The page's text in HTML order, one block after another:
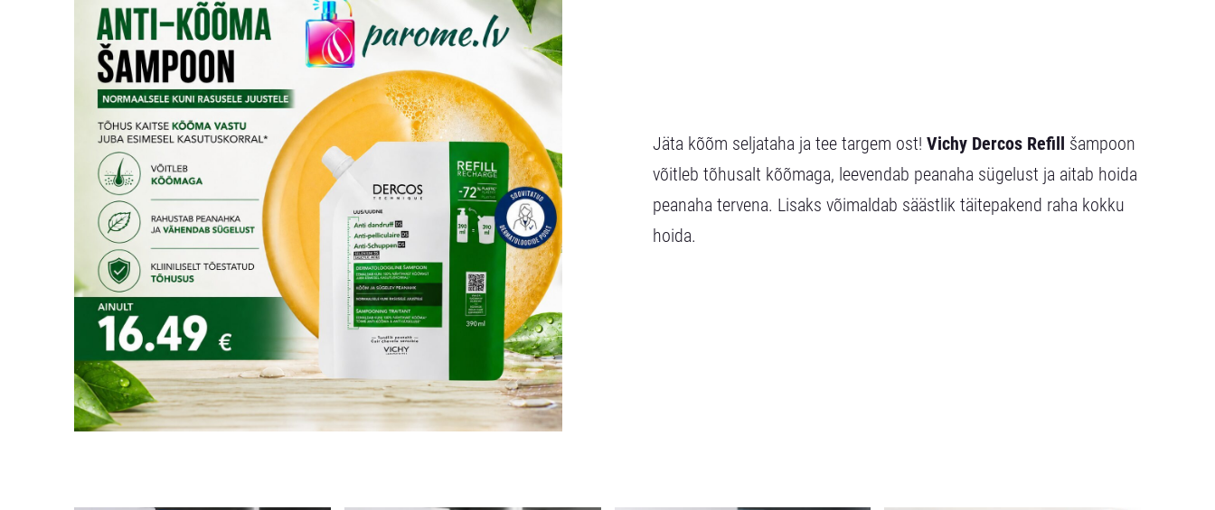
Jäta kõõm seljataha ja tee targem ost! Vichy Dercos Refill šampoon
võitleb tõhusalt kõõmaga, leevendab peanaha sügelust ja aitab hoida
peanaha tervena. Lisaks võimaldab säästlik täitepakend raha kokku
hoida.